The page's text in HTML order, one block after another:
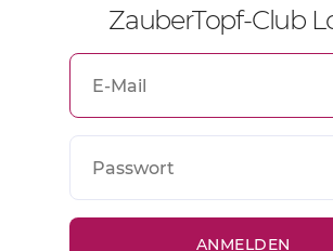
ZauberTopf-Club